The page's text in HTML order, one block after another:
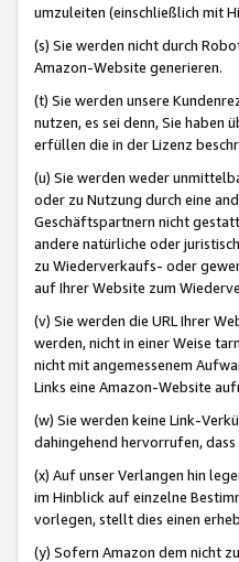
umzuleiten (einschließlich mit
(s) Sie werden nicht durch
Amazon-Website generieren.
(t) Sie werden unsere
nutzen, es sei denn, Sie haben
erfüllen die in der Lizenz
(u) Sie werden weder
oder zu Nutzung durch eine
Geschäftspartnern nicht
andere natürliche oder
zu Wiederverkaufs- oder
auf Ihrer Website zum
(v) Sie werden die URL Ihrer
werden, nicht in einer Weise
nicht mit angemessenem
Links eine Amazon-Website
(w) Sie werden keine Link-
dahingehend hervorrufen,
(x) Auf unser Verlangen hin
im Hinblick auf einzelne
vorlegen, stellt dies einen
(y) Sofern Amazon dem nicht